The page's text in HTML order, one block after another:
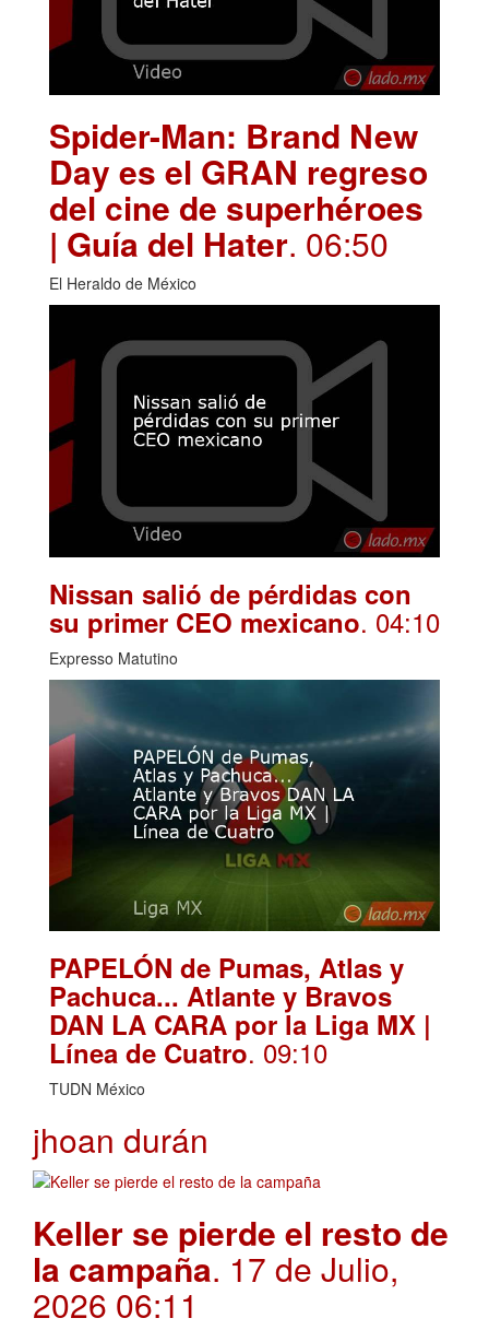
Spider-Man: Brand New
Day es el GRAN regreso
del cine de superhéroes
| Guía del Hater. 06:50
El Heraldo de México
Nissan salió de pérdidas con
su primer CEO mexicano. 04:10
Expresso Matutino
PAPELÓN de Pumas, Atlas y
Pachuca... Atlante y Bravos
DAN LA CARA por la Liga MX |
Línea de Cuatro. 09:10
TUDN México
jhoan durán
Keller se pierde el resto de
la campaña. 17 de Julio,
2026 06:11